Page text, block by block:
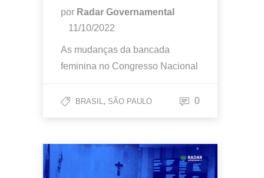
por Radar Governamental
11/10/2022
As mudanças da bancada
feminina no Congresso Nacional
BRASIL, SÃO PAULO 0